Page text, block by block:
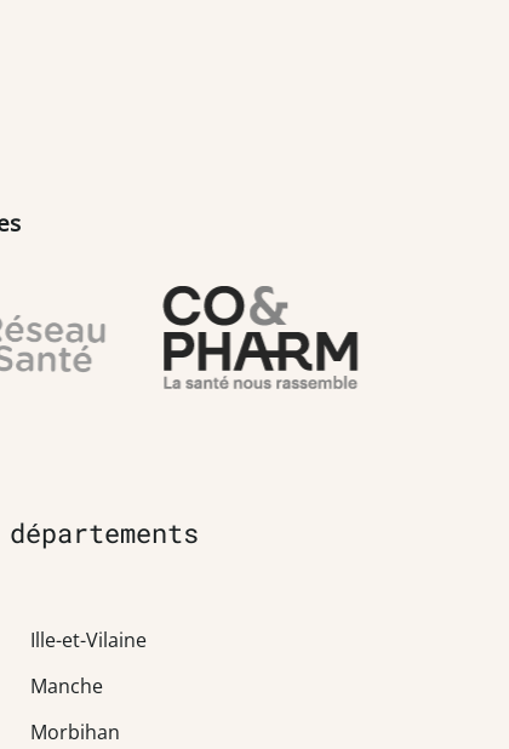
Ille-et-Vilaine
Manche
Morbihan